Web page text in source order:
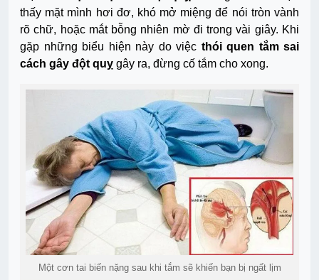
thấy mặt mình hơi đơ, khó mở miệng để nói tròn vành
rõ chữ, hoặc mắt bỗng nhiên mờ đi trong vài giây. Khi
gặp những biểu hiện này do việc thói quen tắm sai
cách gây đột quỵ gây ra, đừng cố tắm cho xong.
Một cơn tai biến nặng sau khi tắm sẽ khiến bạn bị ngất lịm